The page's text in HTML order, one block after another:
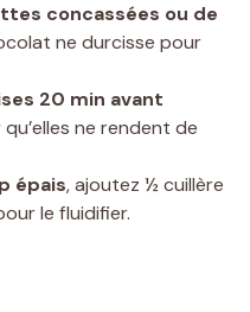
concassées ou de
ne durcisse pour
20 min avant
ne rendent de
épais, ajoutez ½ cuillère
le fluidifier.